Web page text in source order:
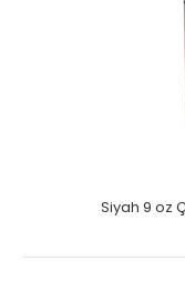
Siyah 9 oz